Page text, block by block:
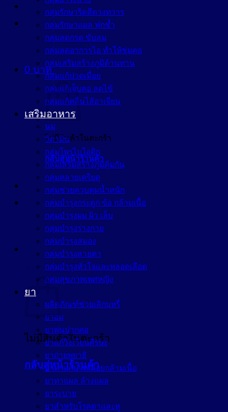
0 บาท
ไม่มีสินค้าในตะกร้า
กลับสู่หน้าร้านค้า
ตะกร้าสินค้า
ไม่มีสินค้าในตะกร้า
กลับสู่หน้าร้านค้า
กลุ่มรักษาริดสีดวงทวาร
กลุ่มรักษาแผล ฟกช้ำ
กลุ่มลดกรด ขับลม
กลุ่มลดอาการไอ ทำให้ชุ่มคอ
กลุ่มเสริมสร้างภูมิต้านทาน
กลุ่มแก้ปวดเมื่อย
กลุ่มแก้เจ็บคอ ลดไข้
กลุ่มแก้คลื่นไส้อาเจียน
เสริมอาหาร
นม
วิตามิน
กลุ่มโพรไบโอติก
กลุ่มเสริมสร้างภูมิคุ้มกัน
กลุ่มคลายเครียด
กลุ่มช่วยควบคุมน้ำหนัก
กลุ่มบำรุงกระดูก ข้อ กล้ามเนื้อ
กลุ่มบำรุงผม ผิว เล็บ
กลุ่มบำรุงร่างกาย
กลุ่มบำรุงสมอง
กลุ่มบำรุงสายตา
กลุ่มบำรุงหัวใจและหลอดเลือด
กลุ่มสุขภาพเพศหญิง
ยา
ผลิตภัณฑ์ช่วยเลิกบุหรี่
ยาอม
ยาพ่นปากคอ
ยาแก้วิงเวียนศีรษะ
ยาถ่ายพยาธิ
ยาทาแก้ปวดเมื่อยกล้ามเนื้อ
ยาทาแผล ล้างแผล
ยาระบาย
ยาสำหรับโรคตาและหู